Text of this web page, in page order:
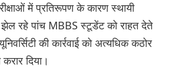
में प्रतिरूपण के कारण स्थायी
झेल रहे पांच MBBS स्टूडेंट को राहत देते
की कार्रवाई को अत्यधिक कठोर
दिया।